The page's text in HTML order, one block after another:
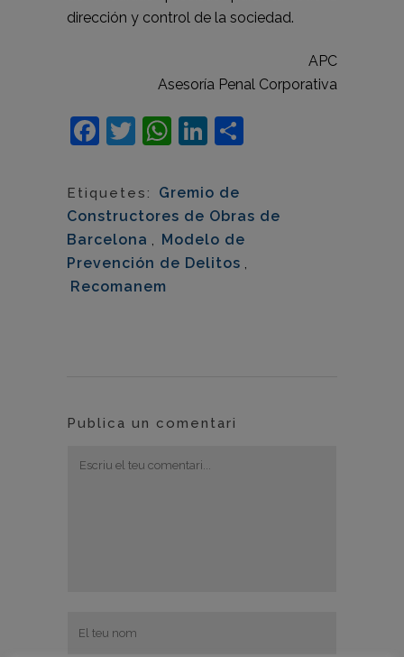
dirección y control de la sociedad.
APC
Asesoría Penal Corporativa
Facebook
Twitter
WhatsApp
LinkedIn
Etiquetes:
Gremio de
Constructores de Obras de
Barcelona , Modelo de
Prevención de Delitos ,
Recomanem
Publica un comentari